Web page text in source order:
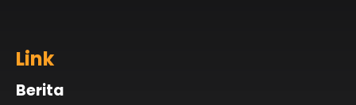
Link
Berita